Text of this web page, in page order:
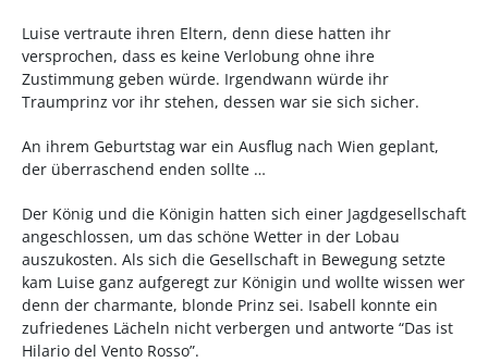
Luise vertraute ihren Eltern, denn diese hatten ihr
versprochen, dass es keine Verlobung ohne ihre
Zustimmung geben würde. Irgendwann würde ihr
Traumprinz vor ihr stehen, dessen war sie sich sicher.
An ihrem Geburtstag war ein Ausflug nach Wien geplant,
der überraschend enden sollte …
Der König und die Königin hatten sich einer Jagdgesellschaft
angeschlossen, um das schöne Wetter in der Lobau
auszukosten. Als sich die Gesellschaft in Bewegung setzte
kam Luise ganz aufgeregt zur Königin und wollte wissen wer
denn der charmante, blonde Prinz sei. Isabell konnte ein
zufriedenes Lächeln nicht verbergen und antworte “Das ist
Hilario del Vento Rosso”.